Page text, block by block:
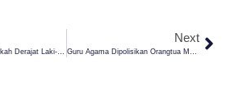
Tafsir Qur’an: Benarkah Derajat Laki-Laki Lebih Tinggi Dari Wanita?
Next
Guru Agama Dipolisikan Orangtua Murid Lantaran Hukum Anaknya? Begini Tanggapan Islam